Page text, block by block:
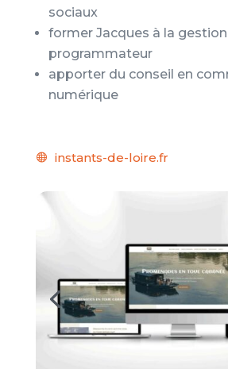
sociaux
former Jacques à la
programmateur
apporter du conseil en
numérique
 instants-de-loire.fr